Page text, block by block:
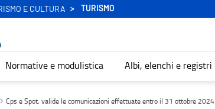
E CULTURA TURISMO
Normative e modulistica Albi, elenchi e registri
entro il 31 ottobre 2024 - Turismo
Cps e Spot, valide le comunicazioni effettuate entro il 31 ottobre 2024